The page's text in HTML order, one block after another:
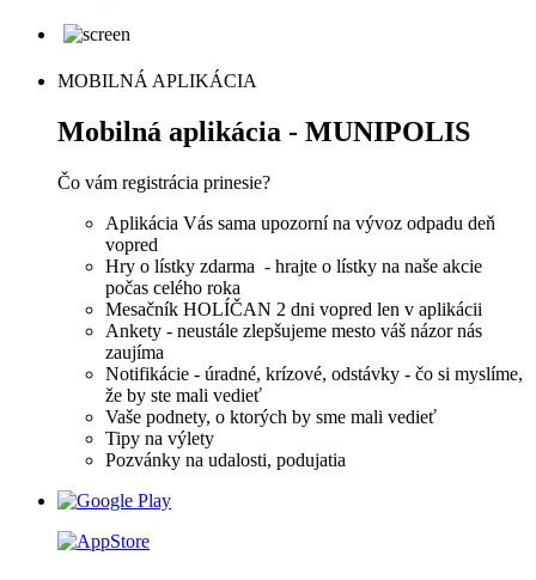
MOBILNÁ APLIKÁCIA
Mobilná aplikácia - MUNIPOLIS
Čo vám registrácia prinesie?
Aplikácia Vás sama upozorní na vývoz odpadu deň
vopred
Hry o lístky zdarma - hrajte o lístky na naše akcie
počas celého roka
Mesačník HOLÍČAN 2 dni vopred len v aplikácii
Ankety - neustále zlepšujeme mesto váš názor nás
zaujíma
Notifikácie - úradné, krízové, odstávky - čo si myslíme,
že by ste mali vedieť
Vaše podnety, o ktorých by sme mali vedieť
Tipy na výlety
Pozvánky na udalosti, podujatia